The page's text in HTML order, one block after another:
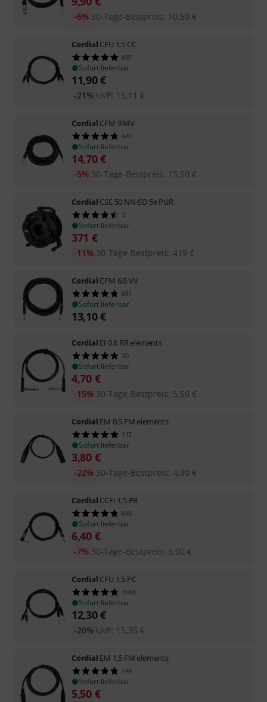
30-Tage-Bestpreis: 10,50 €
-6%
Cordial CFU 1,5 CC
697
Sofort lieferbar
11,90€
UVP: 15,11 €
-21%
Cordial CFM 9 MV
441
Sofort lieferbar
14,70€
30-Tage-Bestpreis: 15,50 €
-5%
Cordial CSE 50 NN-SD 5e PUR
2
Sofort lieferbar
371 €
30-Tage-Bestpreis: 419 €
-11%
Cordial CFM 6,0 VV
651
Sofort lieferbar
13,10€
Cordial EI 0,6 RR elements
30
Sofort lieferbar
4,70 €
30-Tage-Bestpreis: 5,50 €
-15%
Cordial EM 0,5 FM elements
117
Sofort lieferbar
3,80 €
30-Tage-Bestpreis: 4,90 €
-22%
Cordial CCFI 1,5 PR
649
Sofort lieferbar
6,40 €
30-Tage-Bestpreis: 6,90 €
-7%
Cordial CFU 1,5 PC
1043
Sofort lieferbar
12,30€
UVP: 15,35 €
-20%
Cordial EM 1,5 FM elements
149
Sofort lieferbar
5,50 €